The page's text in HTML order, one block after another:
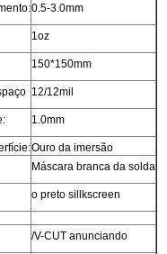
0.5-3.0mm
1oz
150*150mm
12/12mil
1.0mm
Ouro da imersão
Máscara branca da solda
o preto sillkscreen
/V-CUT anunciando